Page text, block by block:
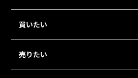
買いたい
売りたい